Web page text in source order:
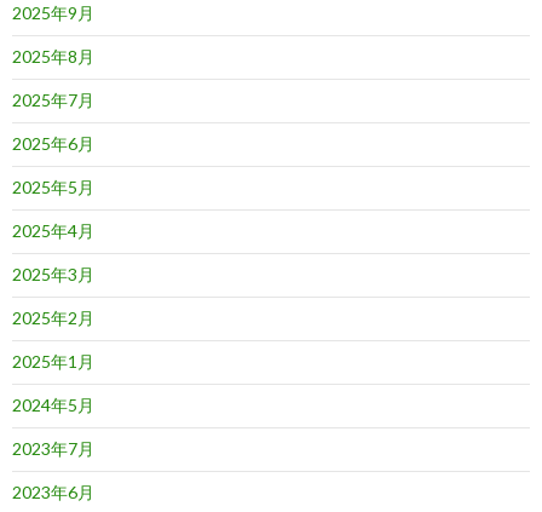
2025年9月
2025年8月
2025年7月
2025年6月
2025年5月
2025年4月
2025年3月
2025年2月
2025年1月
2024年5月
2023年7月
2023年6月